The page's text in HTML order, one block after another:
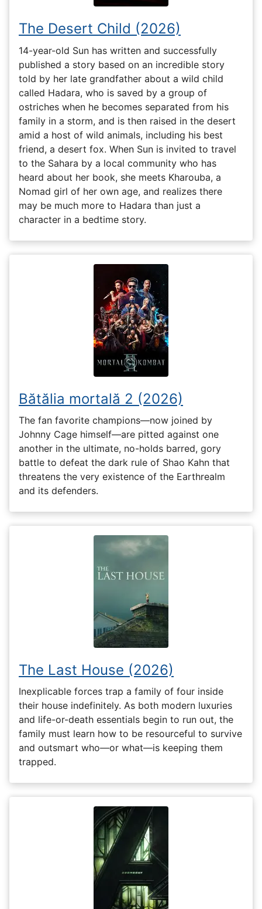
The Desert Child (2026)
14-year-old Sun has written and successfully
published a story based on an incredible story
told by her late grandfather about a wild child
called Hadara, who is saved by a group of
ostriches when he becomes separated from his
family in a storm, and is then raised in the desert
amid a host of wild animals, including his best
friend, a desert fox. When Sun is invited to travel
to the Sahara by a local community who has
heard about her book, she meets Kharouba, a
Nomad girl of her own age, and realizes there
may be much more to Hadara than just a
character in a bedtime story.
Bătălia mortală 2 (2026)
The fan favorite champions—now joined by
Johnny Cage himself—are pitted against one
another in the ultimate, no-holds barred, gory
battle to defeat the dark rule of Shao Kahn that
threatens the very existence of the Earthrealm
and its defenders.
The Last House (2026)
Inexplicable forces trap a family of four inside
their house indefinitely. As both modern luxuries
and life-or-death essentials begin to run out, the
family must learn how to be resourceful to survive
and outsmart who—or what—is keeping them
trapped.